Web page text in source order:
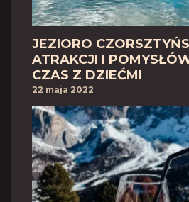
JEZIORO
ATRAKCJI I
CZAS Z DZIEĆMI
22 maja 2022